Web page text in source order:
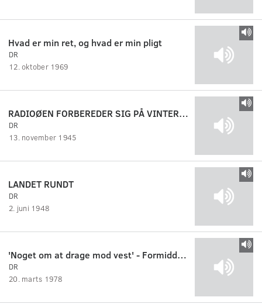
Hvad er min ret, og hvad er min pligt
DR
12. oktober 1969
RADIOØEN FORBEREDER SIG PÅ VINTEREN
DR
13. november 1945
LANDET RUNDT
DR
2. juni 1948
'Noget om at drage mod vest' - Formiddagssamtale mellem Annette Faaborg,Bertel Søeborg og Hemming H
DR
20. marts 1978